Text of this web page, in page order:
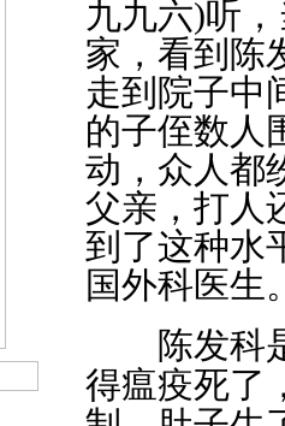
九九六)听
家，看到陈
走到院子中
的子侄数人
动，众人都
父亲，打人
到了这种水
国外科医生
陈发科是
得瘟疫死了